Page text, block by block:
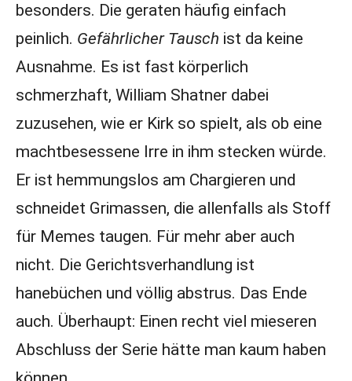
besonders. Die geraten häufig einfach
peinlich. Gefährlicher Tausch ist da keine
Ausnahme. Es ist fast körperlich
schmerzhaft, William Shatner dabei
zuzusehen, wie er Kirk so spielt, als ob eine
machtbesessene Irre in ihm stecken würde.
Er ist hemmungslos am Chargieren und
schneidet Grimassen, die allenfalls als Stoff
für Memes taugen. Für mehr aber auch
nicht. Die Gerichtsverhandlung ist
hanebüchen und völlig abstrus. Das Ende
auch. Überhaupt: Einen recht viel mieseren
Abschluss der Serie hätte man kaum haben